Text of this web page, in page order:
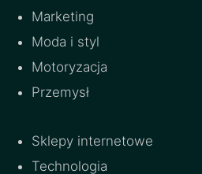
Marketing
Moda i styl
Motoryzacja
Przemysł
Sklepy internetowe
Technologia